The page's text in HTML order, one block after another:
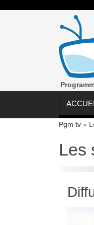
Pgm tv »
Les